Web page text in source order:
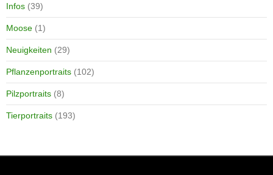
Infos (39)
Moose (1)
Neuigkeiten (29)
Pflanzenportraits (102)
Pilzportraits (8)
Tierportraits (193)